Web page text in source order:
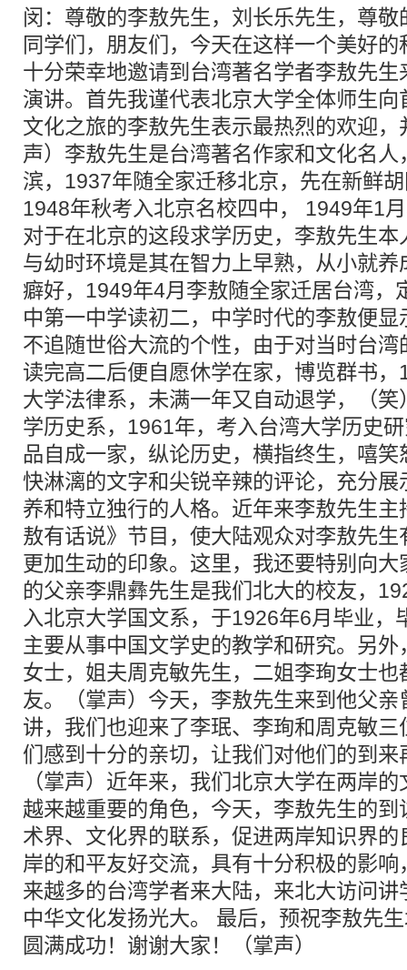
闵：尊敬的李敖先生，刘长乐先生，尊
同学们，朋友们，今天在这样一个美好
十分荣幸地邀请到台湾著名学者李敖先
演讲。首先我谨代表北京大学全体师生
文化之旅的李敖先生表示最热烈的欢迎
声）李敖先生是台湾著名作家和文化名
滨，1937年随全家迁移北京，先在新鲜
1948年秋考入北京名校四中， 1949年1
对于在北京的这段求学历史，李敖先生
与幼时环境是其在智力上早熟，从小就
癖好，1949年4月李敖随全家迁居台湾，
中第一中学读初二，中学时代的李敖便
不追随世俗大流的个性，由于对当时台
读完高二后便自愿休学在家，博览群书
大学法律系，未满一年又自动退学，（
学历史系，1961年，考入台湾大学历史
品自成一家，纵论历史，横指终生，嘻
快淋漓的文字和尖锐辛辣的评论，充分
养和特立独行的人格。近年来李敖先生
敖有话说》节目，使大陆观众对李敖先
更加生动的印象。这里，我还要特别向
的父亲李鼎彝先生是我们北大的校友，
入北京大学国文系，于1926年6月毕业，
主要从事中国文学史的教学和研究。另
女士，姐夫周克敏先生，二姐李珣女士
友。（掌声）今天，李敖先生来到他父
讲，我们也迎来了李珉、李珣和周克敏
们感到十分的亲切，让我们对他们的到
（掌声）近年来，我们北京大学在两岸
越来越重要的角色，今天，李敖先生的
术界、文化界的联系，促进两岸知识界
岸的和平友好交流，具有十分积极的影
来越多的台湾学者来大陆，来北大访问
中华文化发扬光大。 最后，预祝李敖先
圆满成功！谢谢大家！（掌声）